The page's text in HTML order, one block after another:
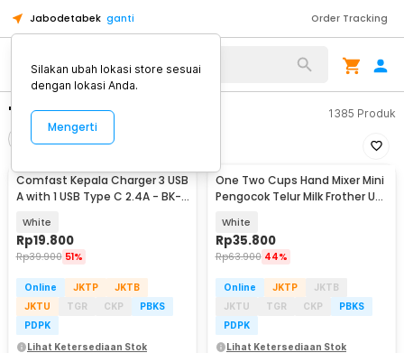
Jabodetabek ganti Order Tracking
"oth lighting to type c" 1385 Produk
Urutkan
Comfast Kepala Charger 3 USB
A with 1 USB Type C 2.4A - BK-
White
Rp19.800
Rp39.900 51%
Online JKTP
JKTB
JKTU
TGR CKP
PBKS
PDPK
Lihat Ketersediaan Stok
One Two Cups Hand Mixer Mini
Pengocok Telur Milk Frother USB
White
Rp35.800
Rp63.900 44%
Online JKTP
JKTB
JKTU
TGR CKP
PBKS
PDPK
Lihat Ketersediaan Stok
Silakan ubah lokasi store sesuai
dengan lokasi Anda.
Mengerti